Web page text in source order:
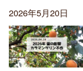
2026年5月20日